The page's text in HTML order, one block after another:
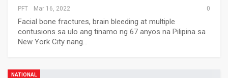
PFT Mar 16, 2022 0
Facial bone fractures, brain bleeding at multiple
contusions sa ulo ang tinamo ng 67 anyos na Pilipina sa
New York City nang…
NATIONAL